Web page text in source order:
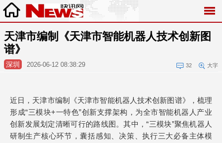
天津市编制《天津市智能机器人技术创新图
谱》
深圳 2026-06-12 08:38:29 32 大字
近日，天津市编制《天津市智能机器人技术创新图谱》，梳理
形成“三模块+一特色”创新支撑架构，为全市智能机器人产业
创新发展划定清晰可行的路线图。其中，“三模块”聚焦机器人
研制生产核心环节，囊括感知、决策、执行三大必备主体模